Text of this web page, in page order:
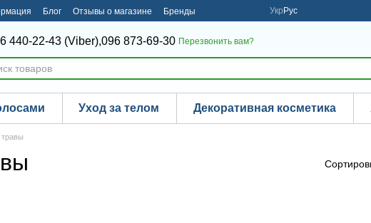
Блог Отзывы о магазине Бренды Укр Рус
440-22-43 (Viber),096 873-69-30 Перезвонить вам?
Уход за телом Декоративная косметика